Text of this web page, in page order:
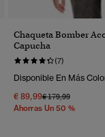
Chaqueta Bomber
Capucha
(7)
Disponible En Más
€ 89,99Precio Rebajado
€ 179,99A
Ahorras Un 50 %